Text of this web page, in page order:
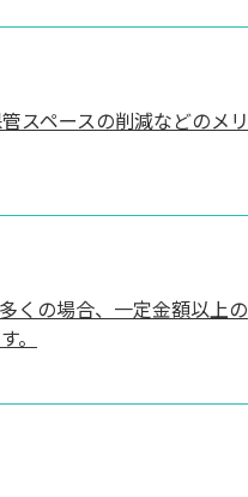
スペースの削減などのメリ
くの場合、一定金額以上の
。